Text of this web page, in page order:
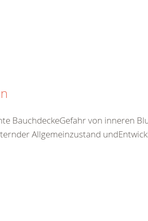
BauchdeckeGefahr von inneren
Allgemeinzustand